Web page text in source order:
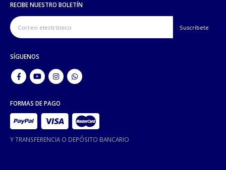
RECIBE NUESTRO BOLETÍN
SÍGUENOS
FORMAS DE PAGO
Y TRANSFERENCIA O DEPÓSITO BANCARIO